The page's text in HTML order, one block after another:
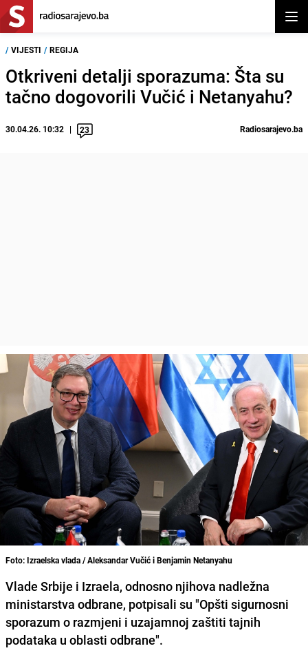
/ VIJESTI / REGIJA
Otkriveni detalji sporazuma: Šta su
tačno dogovorili Vučić i Netanyahu?
30.04.26. 10:32 23 Radiosarajevo.ba
Foto: Izraelska vlada / Aleksandar Vučić i Benjamin Netanyahu
Vlade Srbije i Izraela, odnosno njihova nadležna
ministarstva odbrane, potpisali su "Opšti sigurnosni
sporazum o razmjeni i uzajamnoj zaštiti tajnih
podataka u oblasti odbrane".